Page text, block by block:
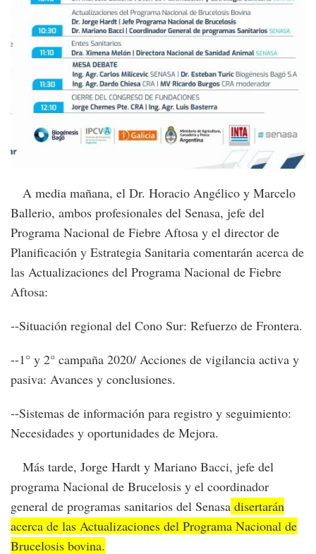
A media mañana, el Dr. Horacio Angélico y Marcelo
Ballerio, ambos profesionales del Senasa, jefe del
Programa Nacional de Fiebre Aftosa y el director de
Planificación y Estrategia Sanitaria comentarán acerca de
las Actualizaciones del Programa Nacional de Fiebre
Aftosa:
--Situación regional del Cono Sur: Refuerzo de Frontera.
--1° y 2° campaña 2020/ Acciones de vigilancia activa y
pasiva: Avances y conclusiones.
--Sistemas de información para registro y seguimiento:
Necesidades y oportunidades de Mejora.
Más tarde, Jorge Hardt y Mariano Bacci, jefe del
programa Nacional de Brucelosis y el coordinador
general de programas sanitarios del Senasa disertarán
acerca de las Actualizaciones del Programa Nacional de
Brucelosis bovina.